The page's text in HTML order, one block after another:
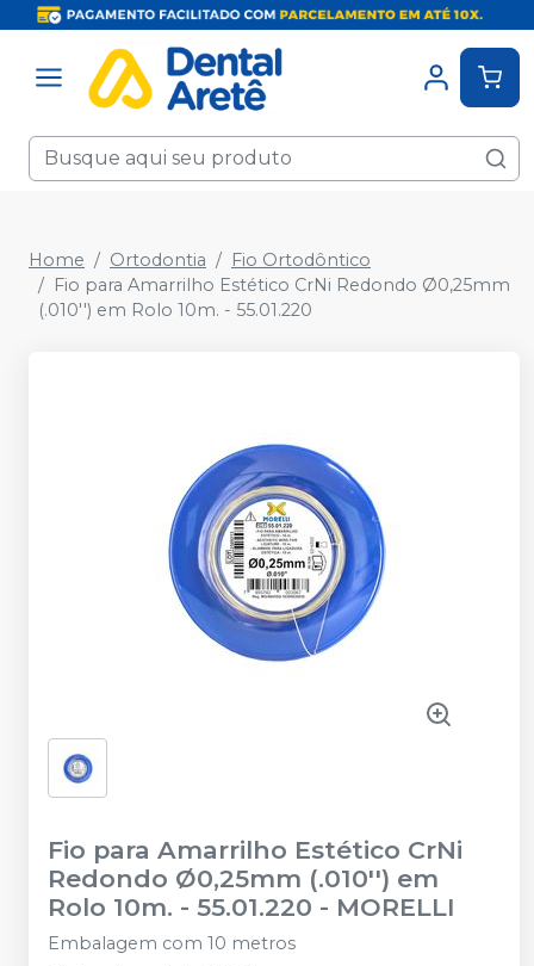
Home Ortodontia
Fio Ortodôntico
Fio para Amarrilho Estético CrNi Redondo Ø0,25mm
(.010'') em Rolo 10m. - 55.01.220
Fio para Amarrilho Estético CrNi
Redondo Ø0,25mm (.010'') em
Rolo 10m. - 55.01.220 - MORELLI
Embalagem com 10 metros